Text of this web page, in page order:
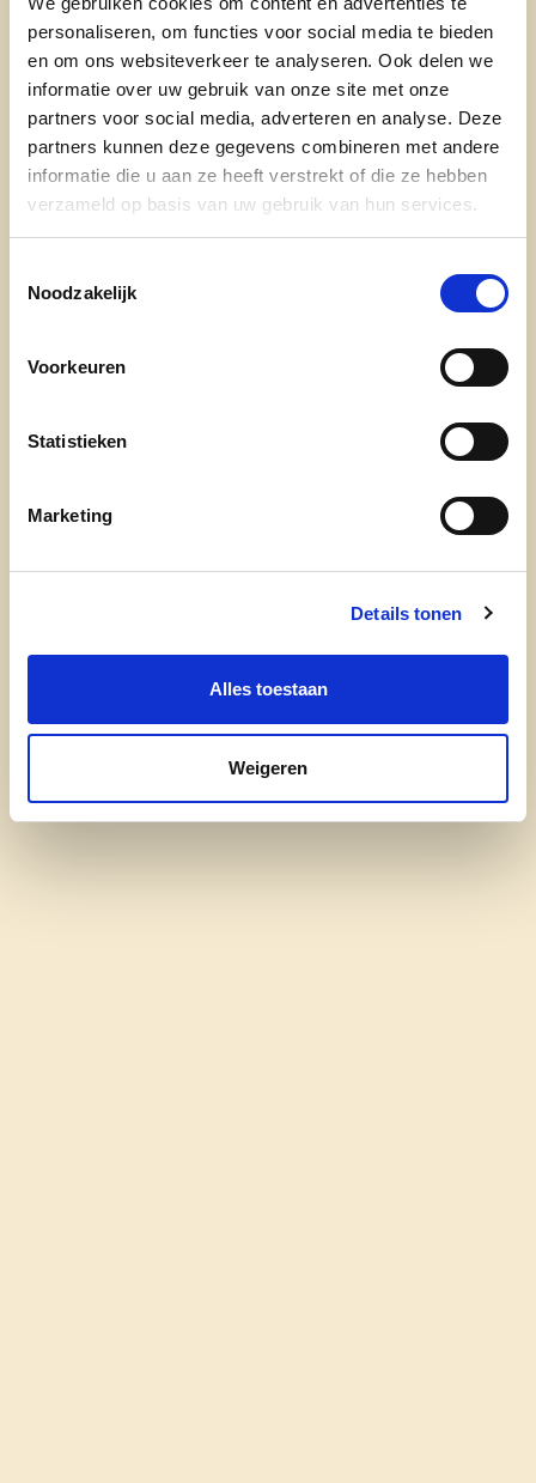
personaliseren, om functies voor social media te bieden
en om ons websiteverkeer te analyseren. Ook delen we
informatie over uw gebruik van onze site met onze
partners voor social media, adverteren en analyse. Deze
partners kunnen deze gegevens combineren met andere
informatie die u aan ze heeft verstrekt of die ze hebben
verzameld op basis van uw gebruik van hun services.
Noodzakelijk
Voorkeuren
Statistieken
Marketing
Details tonen
Alles toestaan
Weigeren